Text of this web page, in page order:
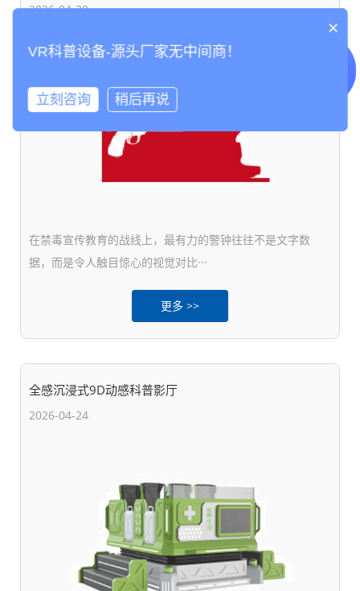
2026-04-30
在禁毒宣传教育的战线上，最有力的警钟往往不是文字数
据，而是令人触目惊心的视觉对比···
更多 >>
全感沉浸式9D动感科普影厅
2026-04-24
×
VR科普设备-源头厂家无中间商！
立刻咨询 稍后再说